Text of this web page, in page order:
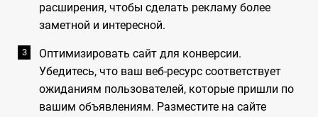
расширения, чтобы сделать рекламу более
заметной и интересной.
Оптимизировать сайт для конверсии.
Убедитесь, что ваш веб-ресурс соответствует
ожиданиям пользователей, которые пришли по
вашим объявлениям. Разместите на сайте